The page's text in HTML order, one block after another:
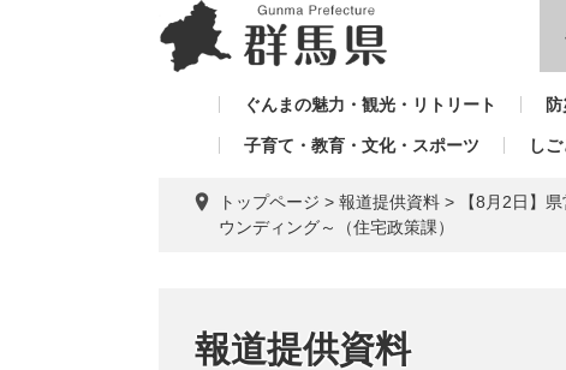
ぐんまの魅力・観光・リトリート
子育て・教育・文化・スポーツ し
トップページ > 報道提供資料 >
【8月2日】
ウンディング～（住宅政策課）
報道提供資料